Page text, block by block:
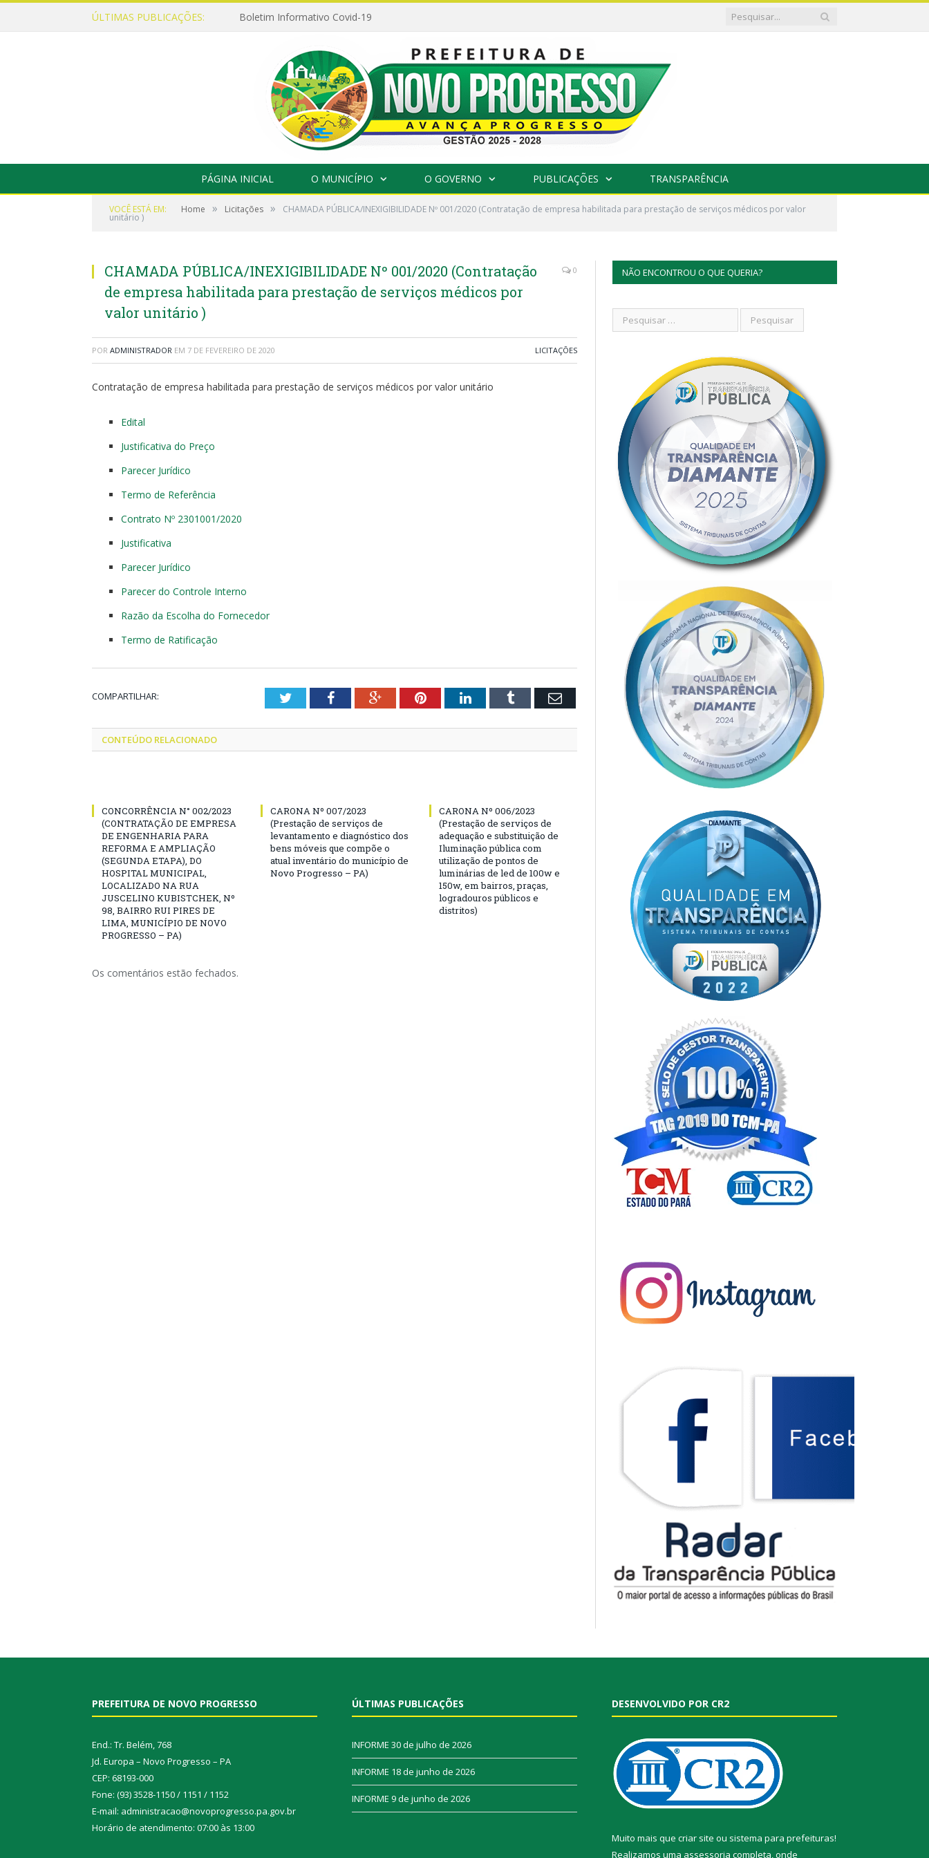
ÚLTIMAS PUBLICAÇÕES: Boletim Informativo Covid-19
PÁGINA INICIAL O MUNICÍPIO O GOVERNO PUBLICAÇÕES TRANSPARÊNCIA
VOCÊ ESTÁ EM: Home » Licitações » CHAMADA PÚBLICA/INEXIGIBILIDADE Nº 001/2020 (Contratação de empresa habilitada para prestação de serviços médicos por valor
unitário )
CHAMADA PÚBLICA/INEXIGIBILIDADE Nº 001/2020 (Contratação
de empresa habilitada para prestação de serviços médicos por
valor unitário )
0
POR ADMINISTRADOR EM 7 DE FEVEREIRO DE 2020 LICITAÇÕES
Contratação de empresa habilitada para prestação de serviços médicos por valor unitário
Edital
Justificativa do Preço
Parecer Jurídico
Termo de Referência
Contrato Nº 2301001/2020
Justificativa
Parecer Jurídico
Parecer do Controle Interno
Razão da Escolha do Fornecedor
Termo de Ratificação
COMPARTILHAR: TwitterFacebookGoogle+PinterestLinkedInTumblr Email
CONTEÚDO RELACIONADO
CONCORRÊNCIA N° 002/2023
(CONTRATAÇÃO DE EMPRESA
DE ENGENHARIA PARA
REFORMA E AMPLIAÇÃO
(SEGUNDA ETAPA), DO
HOSPITAL MUNICIPAL,
LOCALIZADO NA RUA
JUSCELINO KUBISTCHEK, Nº
98, BAIRRO RUI PIRES DE
LIMA, MUNICÍPIO DE NOVO
PROGRESSO – PA)
CARONA Nº 007/2023
(Prestação de serviços de
levantamento e diagnóstico dos
bens móveis que compõe o
atual inventário do município de
Novo Progresso – PA)
CARONA Nº 006/2023
(Prestação de serviços de
adequação e substituição de
Iluminação pública com
utilização de pontos de
luminárias de led de 100w e
150w, em bairros, praças,
logradouros públicos e
distritos)
Os comentários estão fechados.
NÃO ENCONTROU O QUE QUERIA?
PREFEITURA DE NOVO PROGRESSO
End.: Tr. Belém, 768
Jd. Europa – Novo Progresso – PA
CEP: 68193-000
Fone: (93) 3528-1150 / 1151 / 1152
E-mail: administracao@novoprogresso.pa.gov.br
Horário de atendimento: 07:00 às 13:00
ÚLTIMAS PUBLICAÇÕES
INFORME 30 de julho de 2026
INFORME 18 de junho de 2026
INFORME 9 de junho de 2026
DESENVOLVIDO POR CR2
Muito mais que criar site ou sistema para prefeituras!
Realizamos uma assessoria completa, onde